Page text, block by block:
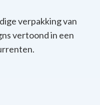
verpakking van
vertoond in een